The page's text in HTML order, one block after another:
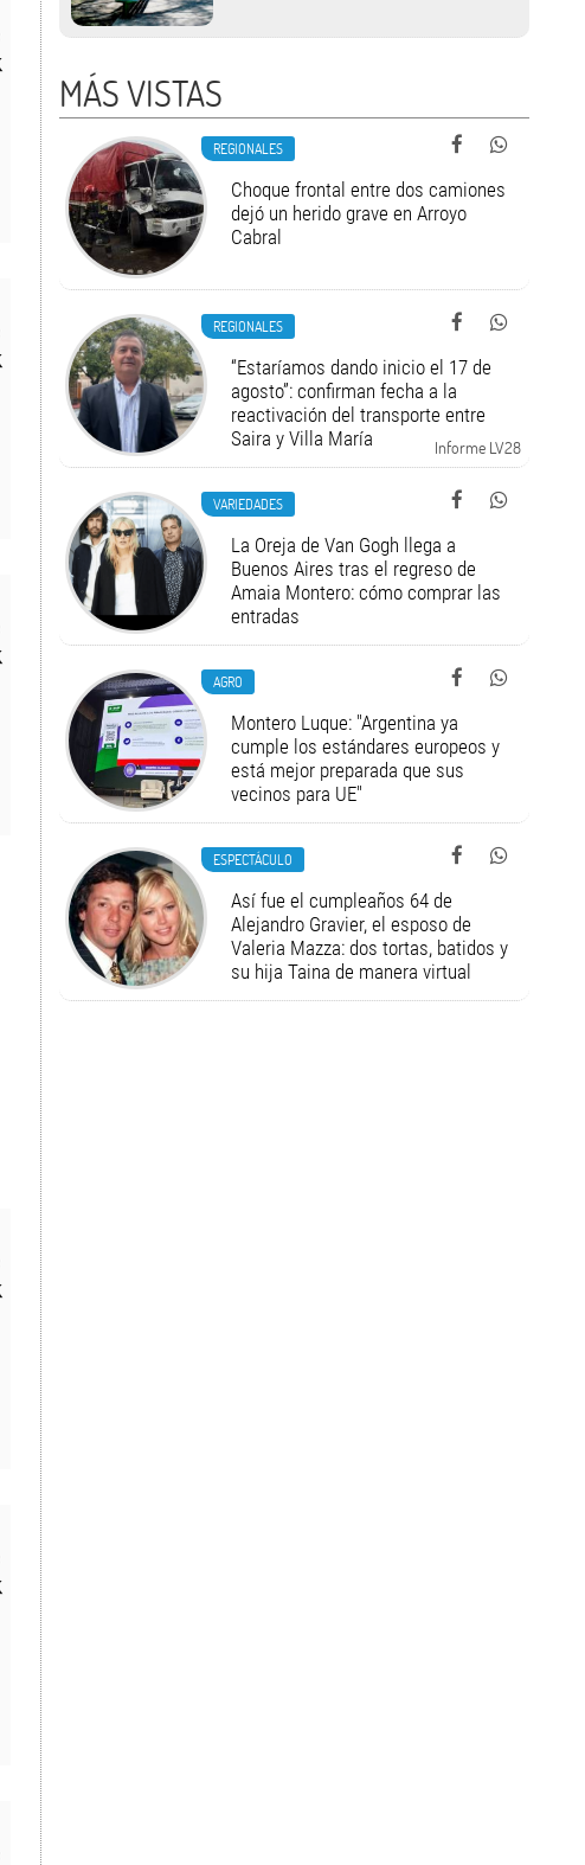
MÁS VISTAS
REGIONALES
Choque frontal entre dos camiones
dejó un herido grave en Arroyo
Cabral
REGIONALES
“Estaríamos dando inicio el 17 de
agosto”: confirman fecha a la
reactivación del transporte entre
Saira y Villa María
Informe LV28
VARIEDADES
La Oreja de Van Gogh llega a
Buenos Aires tras el regreso de
Amaia Montero: cómo comprar las
entradas
AGRO
Montero Luque: "Argentina ya
cumple los estándares europeos y
está mejor preparada que sus
vecinos para UE"
ESPECTÁCULO
Así fue el cumpleaños 64 de
Alejandro Gravier, el esposo de
Valeria Mazza: dos tortas, batidos y
su hija Taina de manera virtual